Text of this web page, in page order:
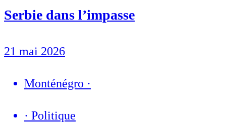
Serbie dans l’impasse
21 mai 2026
Monténégro ·
· Politique